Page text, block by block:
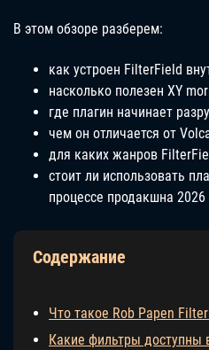
В этом обзоре разберем:
как устроен FilterField
насколько полезен XY
где плагин начинает
чем он отличается от
для каких жанров
стоит ли использовать
процессе продакшна 2026
Содержание
Что такое Rob Papen
Какие фильтры доступны